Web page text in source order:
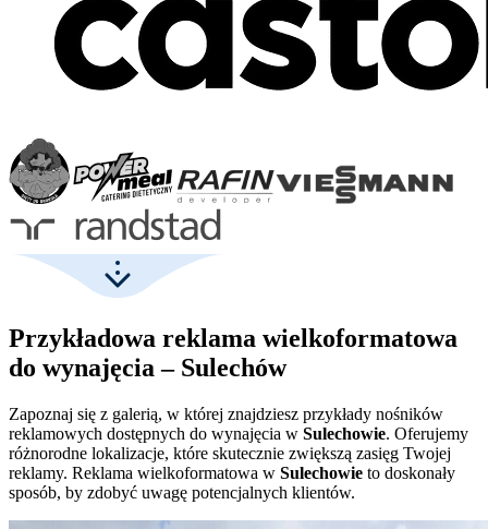
Przykładowa reklama wielkoformatowa
do wynajęcia – Sulechów
Zapoznaj się z galerią, w której znajdziesz przykłady nośników
reklamowych dostępnych do wynajęcia w Sulechowie. Oferujemy
różnorodne lokalizacje, które skutecznie zwiększą zasięg Twojej
reklamy. Reklama wielkoformatowa w Sulechowie to doskonały
sposób, by zdobyć uwagę potencjalnych klientów.